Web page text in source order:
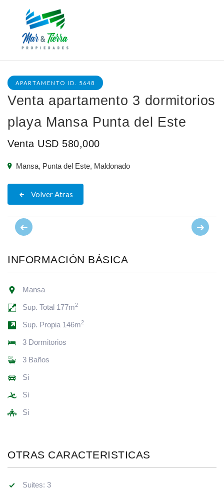
APARTAMENTO ID. 5648
Venta apartamento 3 dormitorios
playa Mansa Punta del Este
Venta USD 580,000
Mansa, Punta del Este, Maldonado
Volver Atras
Anterior
INFORMACIÓN BÁSICA
Mansa
Sup. Total 177m2
Sup. Propia 146m2
3 Dormitorios
3 Baños
Si
Si
Si
OTRAS CARACTERISTICAS
Suites: 3